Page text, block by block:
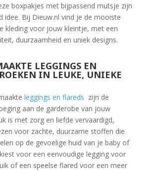
boxpakjes met bijpassend mutsje zijn
idee. Bij Dieuw.nl vind je de mooiste
kleding voor jouw kleintje, met een
duurzaamheid en uniek designs.
LEGGINGS EN
IN LEUKE, UNIEKE
leggings en flareds zijn de
aan de garderobe van jouw
is met zorg en liefde vervaardigd,
voor zachte, duurzame stoffen die
op de gevoelige huid van je baby of
voor een eenvoudige legging voor
of een speelse flared voor een meer